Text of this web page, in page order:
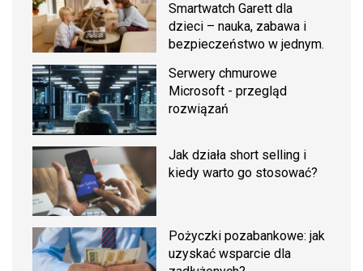
Smartwatch Garett dla
dzieci – nauka, zabawa i
bezpieczeństwo w jednym.
Serwery chmurowe
Microsoft - przegląd
rozwiązań
Jak działa short selling i
kiedy warto go stosować?
Pożyczki pozabankowe: jak
uzyskać wsparcie dla